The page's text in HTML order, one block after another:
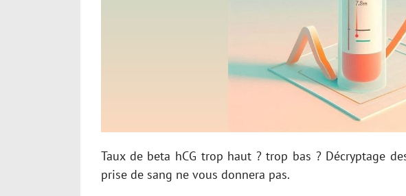
Taux de beta hCG trop haut ? trop bas ? Décryptage
prise de sang ne vous donnera pas.